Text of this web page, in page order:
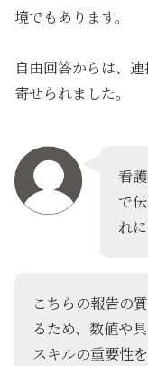
境でもあります。
自由回答からは、
寄せられました。
看
で
れ
こちらの報告の
るため、数値や
スキルの重要性